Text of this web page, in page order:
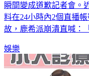
瞬間變成道歉記者會。
料在24小時內2個直播
故，鹿希派崩潰直喊：
娛樂